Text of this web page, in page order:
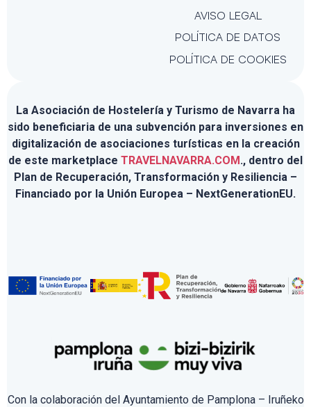
AVISO LEGAL
POLÍTICA DE DATOS
POLÍTICA DE COOKIES
La Asociación de Hostelería y Turismo de Navarra ha
sido beneficiaria de una subvención para inversiones en
digitalización de asociaciones turísticas en la creación
de este marketplace TRAVELNAVARRA.COM., dentro del
Plan de Recuperación, Transformación y Resiliencia –
Financiado por la Unión Europea – NextGenerationEU.
Con la colaboración del Ayuntamiento de Pamplona – Iruñeko